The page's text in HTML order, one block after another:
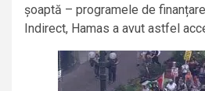
șoaptă – programele de
Indirect, Hamas a avut astfel